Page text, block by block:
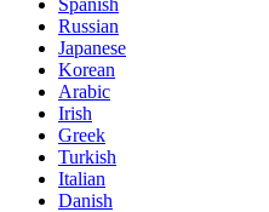
Russian
Japanese
Korean
Arabic
Irish
Greek
Turkish
Italian
Danish